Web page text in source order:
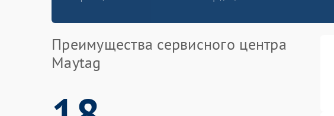
Преимущества сервисного центра
Maytag